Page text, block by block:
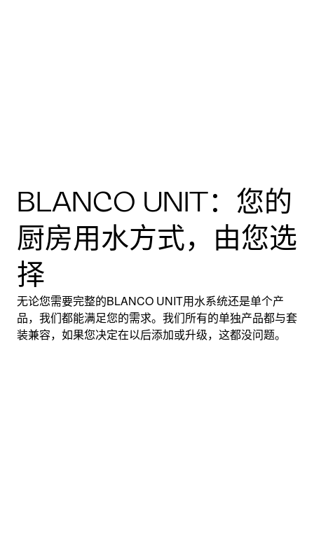
BLANCO UNIT：您的
厨房用水方式，由您选
择
无论您需要完整的BLANCO UNIT用水系统还是单个产
品，我们都能满足您的需求。我们所有的单独产品都与套
装兼容，如果您决定在以后添加或升级，这都没问题。